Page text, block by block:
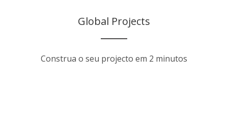
Global Projects
Construa o seu projecto em 2 minutos